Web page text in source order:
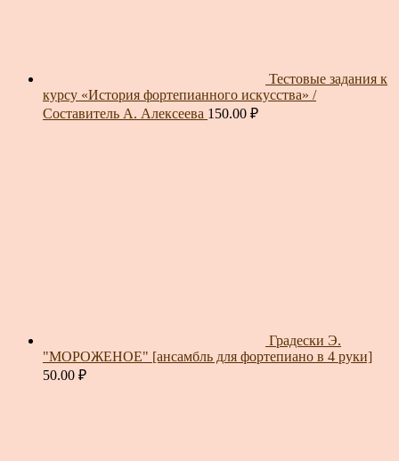
Тестовые задания к
курсу «История фортепианного искусства» /
Составитель А. Алексеева 150.00 ₽
Градески Э.
"МОРОЖЕНОЕ" [ансамбль для фортепиано в 4 руки]
50.00 ₽